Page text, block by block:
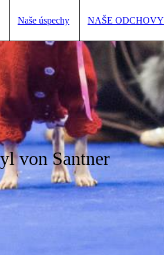
Naše úspechy NAŠE ODCHOVY
von Santner